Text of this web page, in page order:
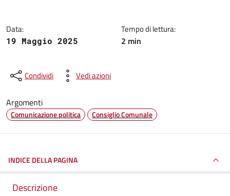
Data:
19 Maggio 2025
Tempo di lettura:
2 min
Condividi Vedi azioni
Argomenti
Comunicazione politica Consiglio Comunale
INDICE DELLA PAGINA
Descrizione